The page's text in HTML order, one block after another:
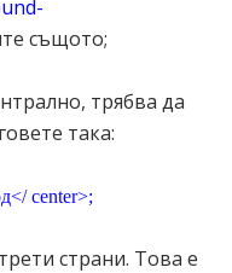
{color:#fff;}
{color:#fff;}
същото;
трябва да
така:
center>;
страни. Това е